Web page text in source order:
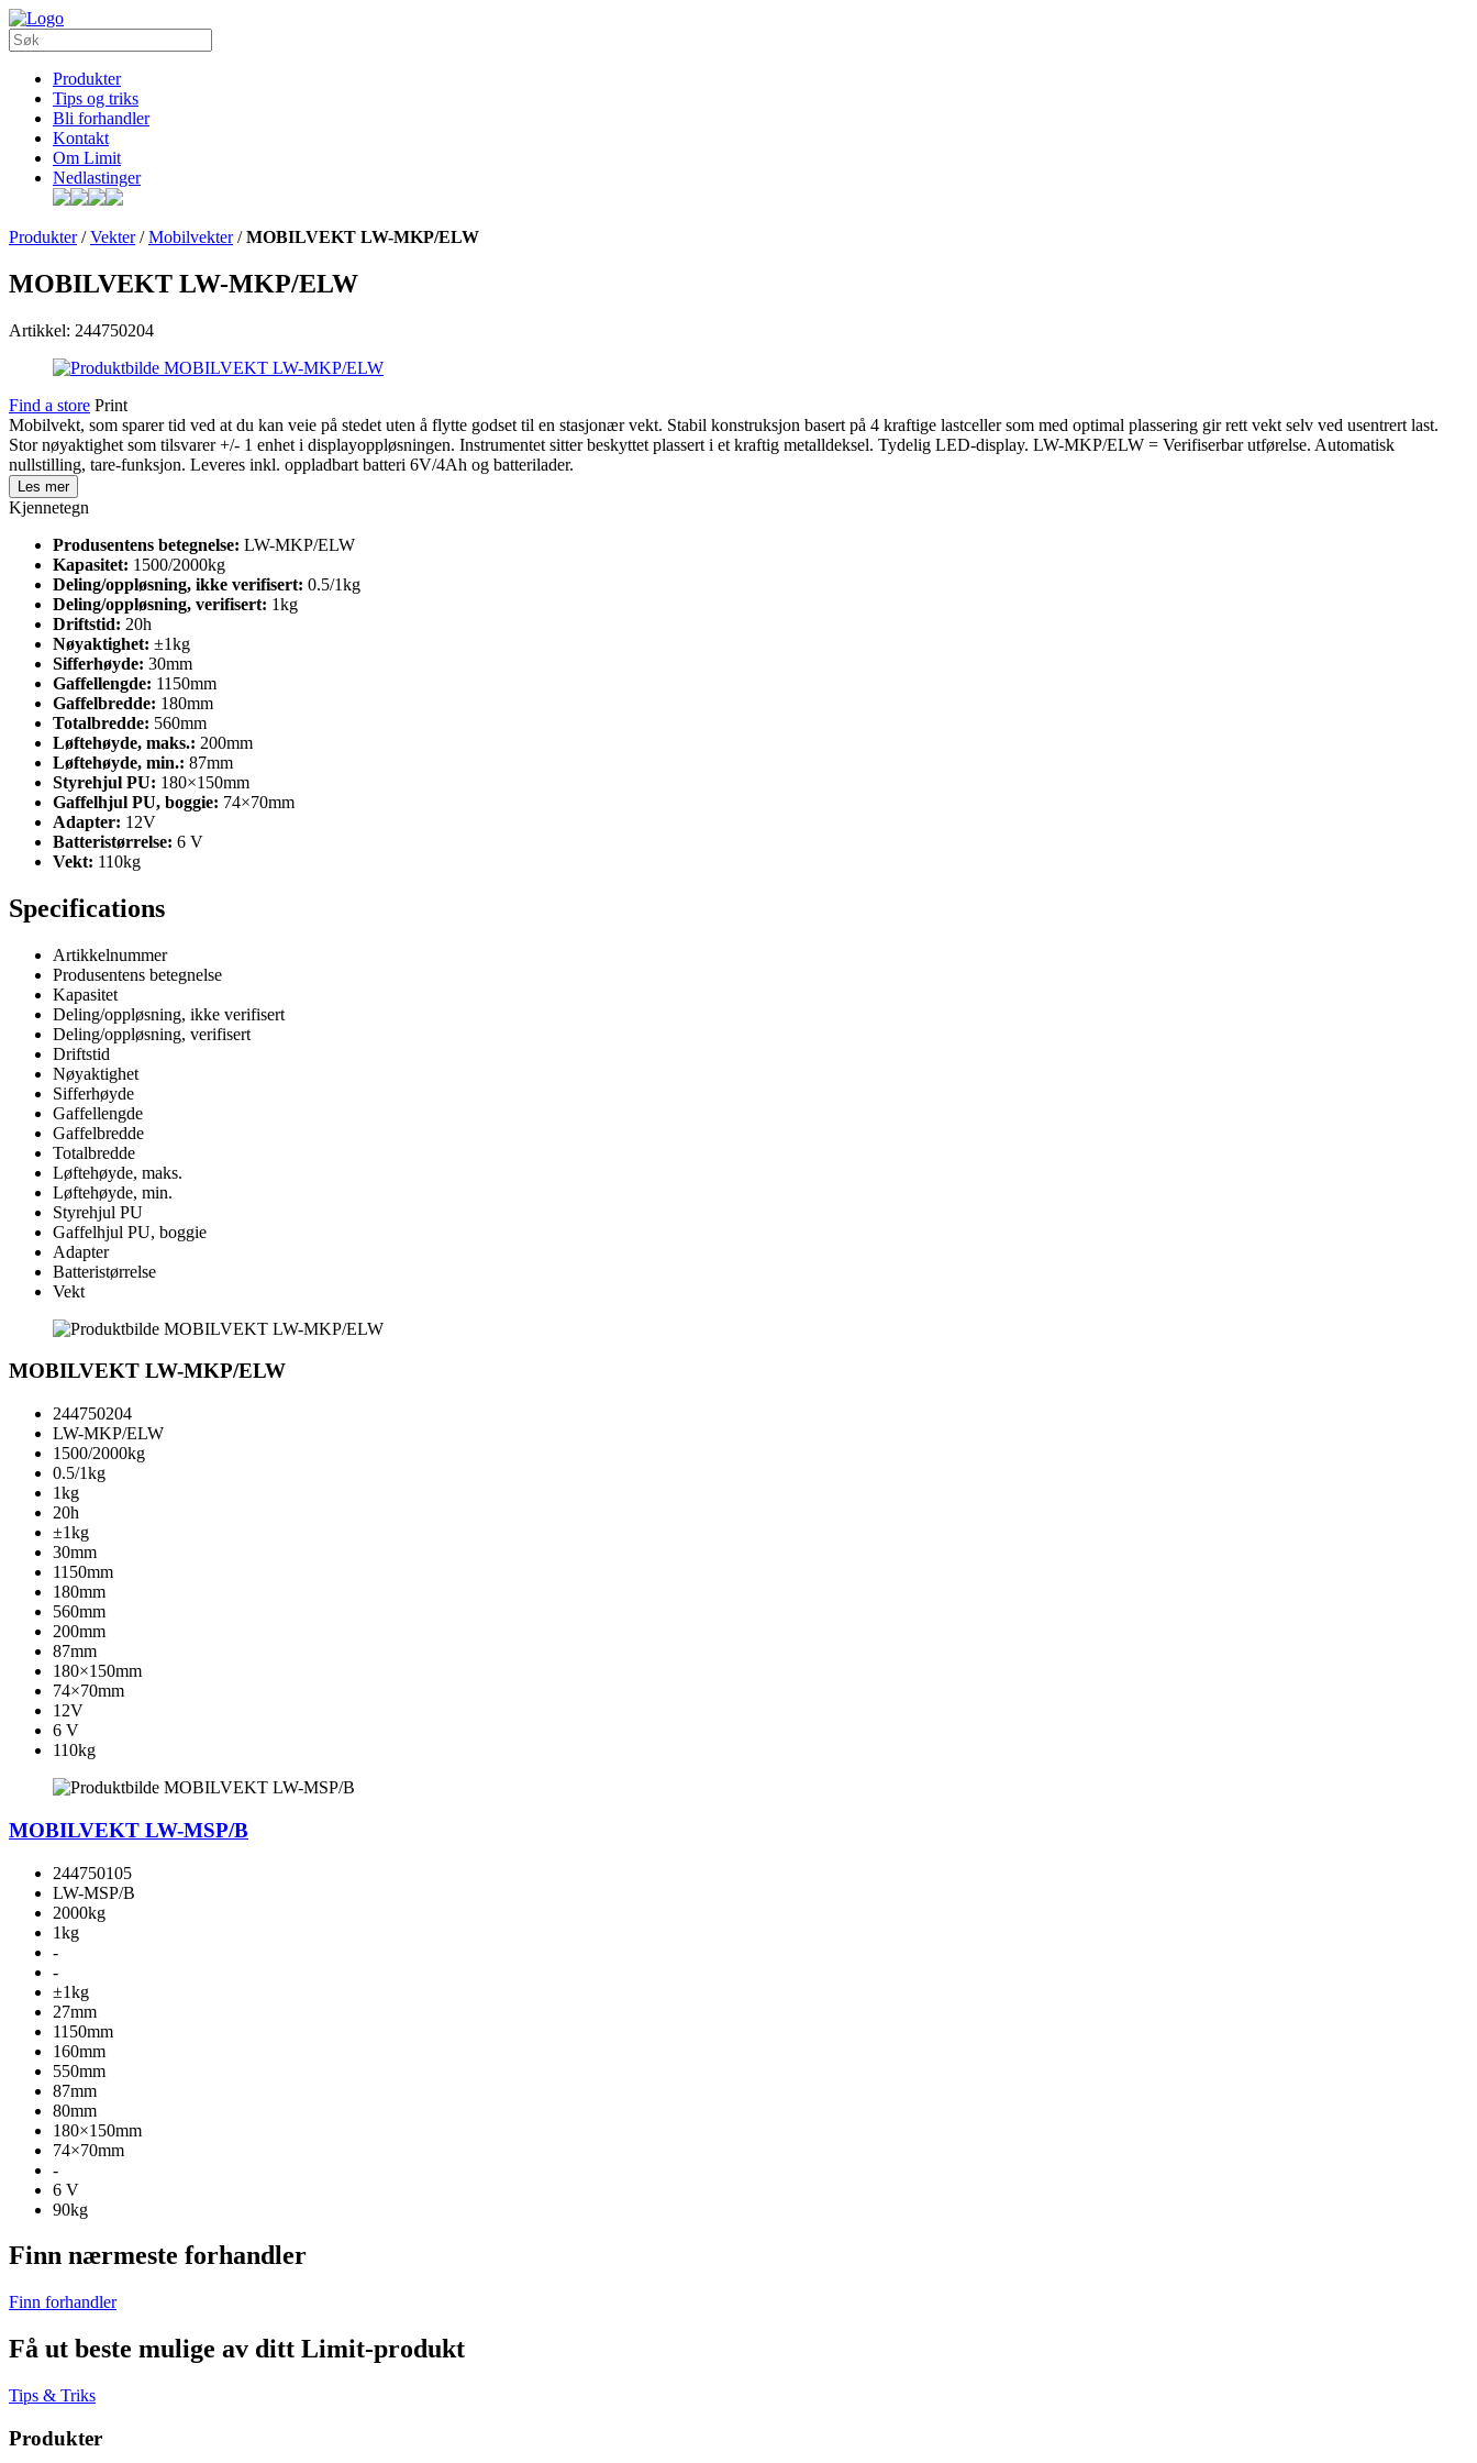
Produkter
Tips og triks
Bli forhandler
Kontakt
Om Limit
Nedlastinger
Produkter/Vekter/Mobilvekter/MOBILVEKT LW-MKP/ELW
MOBILVEKT LW-MKP/ELW
Artikkel: 244750204
Find a store Print
Mobilvekt, som sparer tid ved at du kan veie på stedet uten å flytte godset til en stasjonær vekt. Stabil konstruksjon basert på 4 kraftige lastceller som med optimal plassering gir rett vekt selv ved usentrert last.
Stor nøyaktighet som tilsvarer +/- 1 enhet i displayoppløsningen. Instrumentet sitter beskyttet plassert i et kraftig metalldeksel. Tydelig LED-display. LW-MKP/ELW = Verifiserbar utførelse. Automatisk
nullstilling, tare-funksjon. Leveres inkl. oppladbart batteri 6V/4Ah og batterilader.
Les mer
Kjennetegn
Produsentens betegnelse: LW-MKP/ELW
Kapasitet: 1500/2000kg
Deling/oppløsning, ikke verifisert: 0.5/1kg
Deling/oppløsning, verifisert: 1kg
Driftstid: 20h
Nøyaktighet: ±1kg
Sifferhøyde: 30mm
Gaffellengde: 1150mm
Gaffelbredde: 180mm
Totalbredde: 560mm
Løftehøyde, maks.: 200mm
Løftehøyde, min.: 87mm
Styrehjul PU: 180×150mm
Gaffelhjul PU, boggie: 74×70mm
Adapter: 12V
Batteristørrelse: 6 V
Vekt: 110kg
Specifications
Artikkelnummer
Produsentens betegnelse
Kapasitet
Deling/oppløsning, ikke verifisert
Deling/oppløsning, verifisert
Driftstid
Nøyaktighet
Sifferhøyde
Gaffellengde
Gaffelbredde
Totalbredde
Løftehøyde, maks.
Løftehøyde, min.
Styrehjul PU
Gaffelhjul PU, boggie
Adapter
Batteristørrelse
Vekt
MOBILVEKT LW-MKP/ELW
244750204
LW-MKP/ELW
1500/2000kg
0.5/1kg
1kg
20h
±1kg
30mm
1150mm
180mm
560mm
200mm
87mm
180×150mm
74×70mm
12V
6 V
110kg
MOBILVEKT LW-MSP/B
244750105
LW-MSP/B
2000kg
1kg
-
-
±1kg
27mm
1150mm
160mm
550mm
87mm
80mm
180×150mm
74×70mm
-
6 V
90kg
Finn nærmeste forhandler
Finn forhandler
Få ut beste mulige av ditt Limit-produkt
Tips & Triks
Produkter